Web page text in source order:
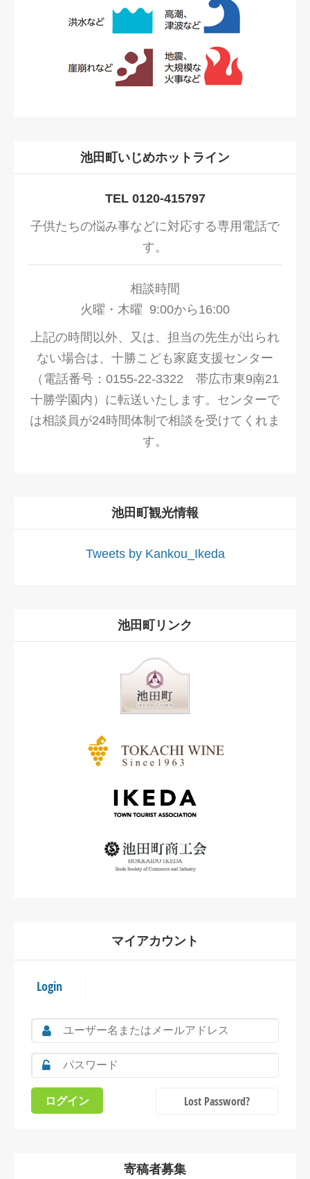
池田町いじめホットライン
TEL 0120-415797
子供たちの悩み事などに対応する専用電話で
す。
相談時間
火曜・木曜 9:00から16:00
上記の時間以外、又は、担当の先生が出られ
ない場合は、十勝こども家庭支援センター
（電話番号：0155-22-3322 帯広市東9南21
十勝学園内）に転送いたします。センターで
は相談員が24時間体制で相談を受けてくれま
す。
池田町観光情報
Tweets by Kankou_Ikeda
池田町リンク
マイアカウント
Login
Lost Password?
寄稿者募集